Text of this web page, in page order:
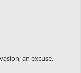
an excuse.